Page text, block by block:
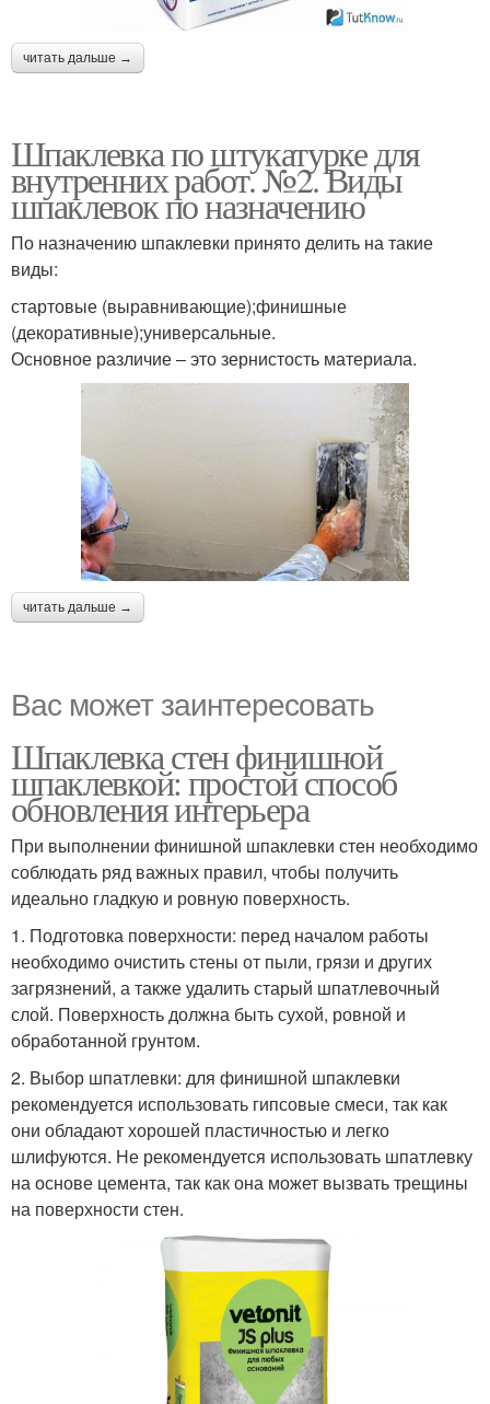
читать дальше →
Шпаклевка по штукатурке для
внутренних работ. №2. Виды
шпаклевок по назначению
По назначению шпаклевки принято делить на такие
виды:
стартовые (выравнивающие);финишные
(декоративные);универсальные.
Основное различие – это зернистость материала.
читать дальше →
Вас может заинтересовать
Шпаклевка стен финишной
шпаклевкой: простой способ
обновления интерьера
При выполнении финишной шпаклевки стен необходимо
соблюдать ряд важных правил, чтобы получить
идеально гладкую и ровную поверхность.
1. Подготовка поверхности: перед началом работы
необходимо очистить стены от пыли, грязи и других
загрязнений, а также удалить старый шпатлевочный
слой. Поверхность должна быть сухой, ровной и
обработанной грунтом.
2. Выбор шпатлевки: для финишной шпаклевки
рекомендуется использовать гипсовые смеси, так как
они обладают хорошей пластичностью и легко
шлифуются. Не рекомендуется использовать шпатлевку
на основе цемента, так как она может вызвать трещины
на поверхности стен.